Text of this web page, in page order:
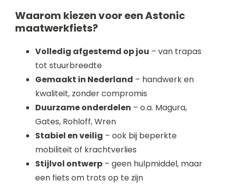
Waarom kiezen voor een Astonic
maatwerkfiets?
Volledig afgestemd op jou – van trapas
tot stuurbreedte
Gemaakt in Nederland – handwerk en
kwaliteit, zonder compromis
Duurzame onderdelen – o.a. Magura,
Gates, Rohloff, Wren
Stabiel en veilig – ook bij beperkte
mobiliteit of krachtverlies
Stijlvol ontwerp – geen hulpmiddel, maar
een fiets om trots op te zijn